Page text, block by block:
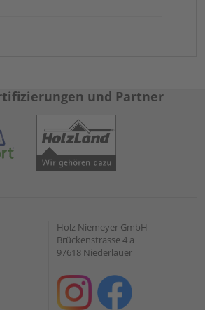
und Partner
Holz Niemeyer GmbH
Brückenstrasse 4 a
97618 Niederlauer